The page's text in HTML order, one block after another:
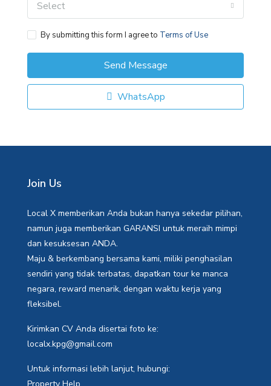
Select
By submitting this form I agree to Terms of Use
Send Message
WhatsApp
Join Us
Local X memberikan Anda bukan hanya sekedar pilihan,
namun juga memberikan GARANSI untuk meraih mimpi
dan kesuksesan ANDA.
Maju & berkembang bersama kami, miliki penghasilan
sendiri yang tidak terbatas, dapatkan tour ke manca
negara, reward menarik, dengan waktu kerja yang
fleksibel.
Kirimkan CV Anda disertai foto ke:
localx.kpg@gmail.com
Untuk informasi lebih lanjut, hubungi: